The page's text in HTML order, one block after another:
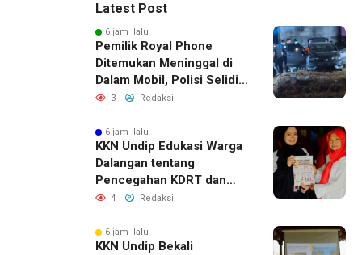
Latest Post
6 jam lalu
Pemilik Royal Phone
Ditemukan Meninggal di
Dalam Mobil, Polisi Selidiki
Dugaan Keterkaitan
3 Redaksi
6 jam lalu
KKN Undip Edukasi Warga
Dalangan tentang
Pencegahan KDRT dan
Komunikasi Keluarga
4 Redaksi
6 jam lalu
KKN Undip Bekali